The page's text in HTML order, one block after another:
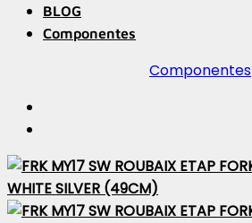
BLOG
Componentes
Componentes